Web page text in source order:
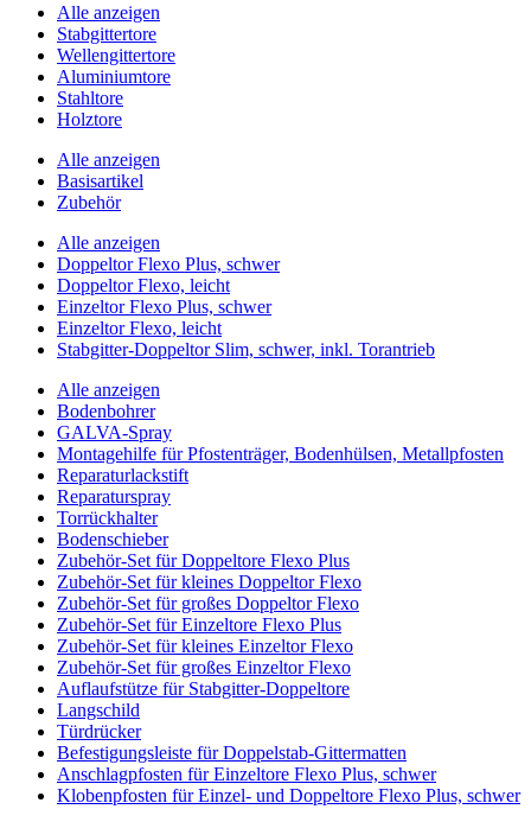
Alle anzeigen
Stabgittertore
Wellengittertore
Aluminiumtore
Stahltore
Holztore
Alle anzeigen
Basisartikel
Zubehör
Alle anzeigen
Doppeltor Flexo Plus, schwer
Doppeltor Flexo, leicht
Einzeltor Flexo Plus, schwer
Einzeltor Flexo, leicht
Stabgitter-Doppeltor Slim, schwer, inkl. Torantrieb
Alle anzeigen
Bodenbohrer
GALVA-Spray
Montagehilfe für Pfostenträger, Bodenhülsen, Metallpfosten
Reparaturlackstift
Reparaturspray
Torrückhalter
Bodenschieber
Zubehör-Set für Doppeltore Flexo Plus
Zubehör-Set für kleines Doppeltor Flexo
Zubehör-Set für großes Doppeltor Flexo
Zubehör-Set für Einzeltore Flexo Plus
Zubehör-Set für kleines Einzeltor Flexo
Zubehör-Set für großes Einzeltor Flexo
Auflaufstütze für Stabgitter-Doppeltore
Langschild
Türdrücker
Befestigungsleiste für Doppelstab-Gittermatten
Anschlagpfosten für Einzeltore Flexo Plus, schwer
Klobenpfosten für Einzel- und Doppeltore Flexo Plus, schwer